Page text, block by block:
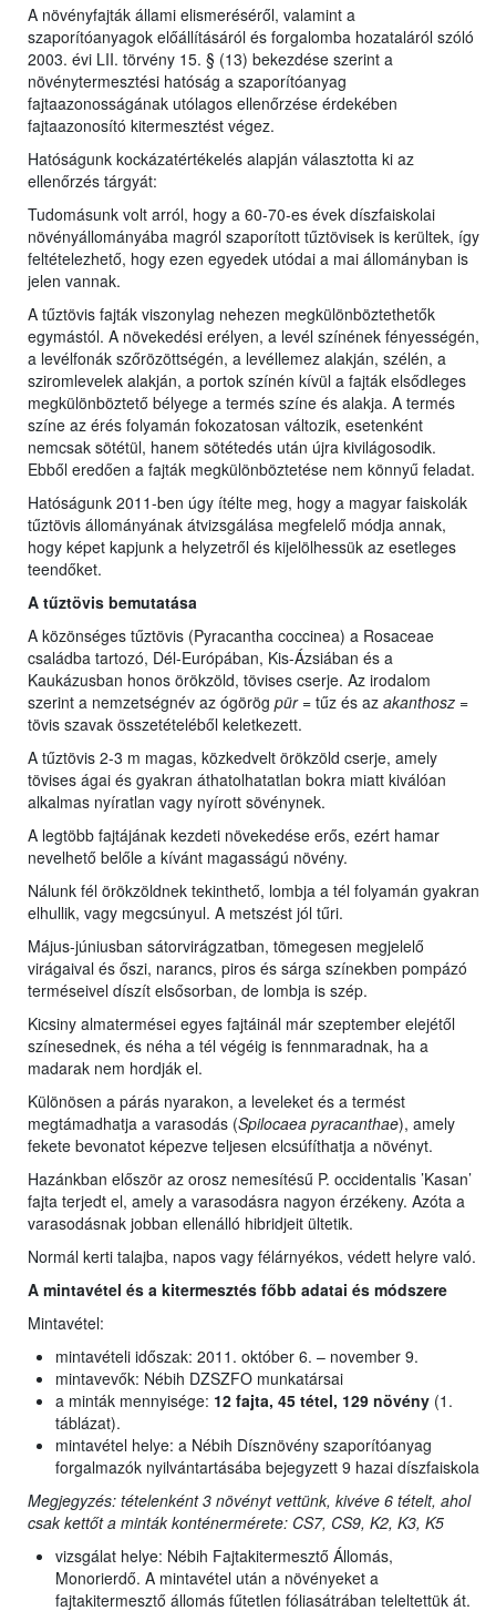
A növényfajták állami elismeréséről, valamint a
szaporítóanyagok előállításáról és forgalomba hozataláról szóló
2003. évi LII. törvény 15. § (13) bekezdése szerint a
növénytermesztési hatóság a szaporítóanyag
fajtaazonosságának utólagos ellenőrzése érdekében
fajtaazonosító kitermesztést végez.
Hatóságunk kockázatértékelés alapján választotta ki az
ellenőrzés tárgyát:
Tudomásunk volt arról, hogy a 60-70-es évek díszfaiskolai
növényállományába magról szaporított tűztövisek is kerültek, így
feltételezhető, hogy ezen egyedek utódai a mai állományban is
jelen vannak.
A tűztövis fajták viszonylag nehezen megkülönböztethetők
egymástól. A növekedési erélyen, a levél színének fényességén,
a levélfonák szőrözöttségén, a levéllemez alakján, szélén, a
sziromlevelek alakján, a portok színén kívül a fajták elsődleges
megkülönböztető bélyege a termés színe és alakja. A termés
színe az érés folyamán fokozatosan változik, esetenként
nemcsak sötétül, hanem sötétedés után újra kivilágosodik.
Ebből eredően a fajták megkülönböztetése nem könnyű feladat.
Hatóságunk 2011-ben úgy ítélte meg, hogy a magyar faiskolák
tűztövis állományának átvizsgálása megfelelő módja annak,
hogy képet kapjunk a helyzetről és kijelölhessük az esetleges
teendőket.
A tűztövis bemutatása
A közönséges tűztövis (Pyracantha coccinea) a Rosaceae
családba tartozó, Dél-Európában, Kis-Ázsiában és a
Kaukázusban honos örökzöld, tövises cserje. Az irodalom
szerint a nemzetségnév az ógörög pür= tűz és az akanthosz =
tövis szavak összetételéből keletkezett.
A tűztövis 2-3 m magas, közkedvelt örökzöld cserje, amely
tövises ágai és gyakran áthatolhatatlan bokra miatt kiválóan
alkalmas nyíratlan vagy nyírott sövénynek.
A legtöbb fajtájának kezdeti növekedése erős, ezért hamar
nevelhető belőle a kívánt magasságú növény.
Nálunk fél örökzöldnek tekinthető, lombja a tél folyamán gyakran
elhullik, vagy megcsúnyul. A metszést jól tűri.
Május-júniusban sátorvirágzatban, tömegesen megjelelő
virágaival és őszi, narancs, piros és sárga színekben pompázó
terméseivel díszít elsősorban, de lombja is szép.
Kicsiny almatermései egyes fajtáinál már szeptember elejétől
színesednek, és néha a tél végéig is fennmaradnak, ha a
madarak nem hordják el.
Különösen a párás nyarakon, a leveleket és a termést
megtámadhatja a varasodás (Spilocaea pyracanthae), amely
fekete bevonatot képezve teljesen elcsúfíthatja a növényt.
Hazánkban először az orosz nemesítésű P. occidentalis ’Kasan’
fajta terjedt el, amely a varasodásra nagyon érzékeny. Azóta a
varasodásnak jobban ellenálló hibridjeit ültetik.
Normál kerti talajba, napos vagy félárnyékos, védett helyre való.
A mintavétel és a kitermesztés főbb adatai és módszere
Mintavétel:
mintavételi időszak: 2011. október 6. – november 9.
mintavevők: Nébih DZSZFO munkatársai
a minták mennyisége: 12 fajta, 45 tétel, 129 növény (1.
táblázat).
mintavétel helye: a Nébih Dísznövény szaporítóanyag
forgalmazók nyilvántartásába bejegyzett 9 hazai díszfaiskola
Megjegyzés: tételenként 3 növényt vettünk, kivéve 6 tételt, ahol
csak kettőt a minták konténermérete: CS7, CS9, K2, K3, K5
vizsgálat helye: Nébih Fajtakitermesztő Állomás,
Monorierdő. A mintavétel után a növényeket a
fajtakitermesztő állomás fűtetlen fóliasátrában teleltettük át.